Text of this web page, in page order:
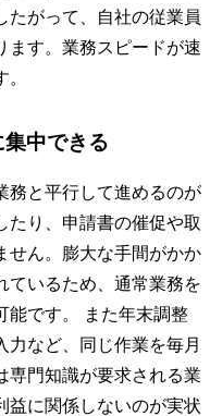
たがって、自社の従業員
ます。業務スピードが速
中できる
務と平行して進めるのが
たり、申請書の催促や取
せん。膨大な手間がかか
ているため、通常業務を
能です。 また年末調整
力など、同じ作業を毎月
専門知識が要求される業
益に関係しないのが実状